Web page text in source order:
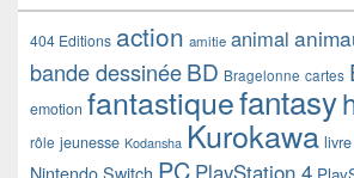
404 Editions action amitie animal
bande dessinéeBD Bragelonne cartes
emotion fantastiquefantasy
rôle jeunesse Kodansha Kurokawa livre
Nintendo Switch PC PlayStation 4